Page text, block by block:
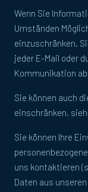
Wenn Sie
Umständen
einzuschränken.
jeder E-Mail oder
Kommunikation
Sie können auch
einschränken,
Sie können Ihre
uns kontaktieren
Daten aus